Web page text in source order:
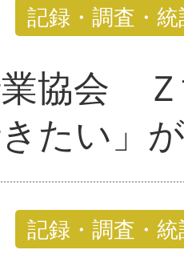
記録・調査・
協会
たい」
記録・調査・